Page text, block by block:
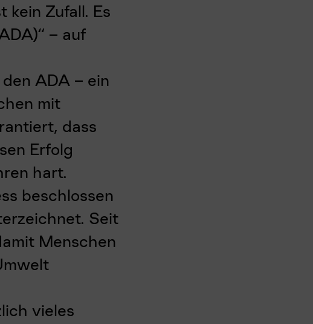
kein Zufall. Es
– auf
ADA – ein
mit
dass
Erfolg
hart.
beschlossen
Seit
Menschen
vieles